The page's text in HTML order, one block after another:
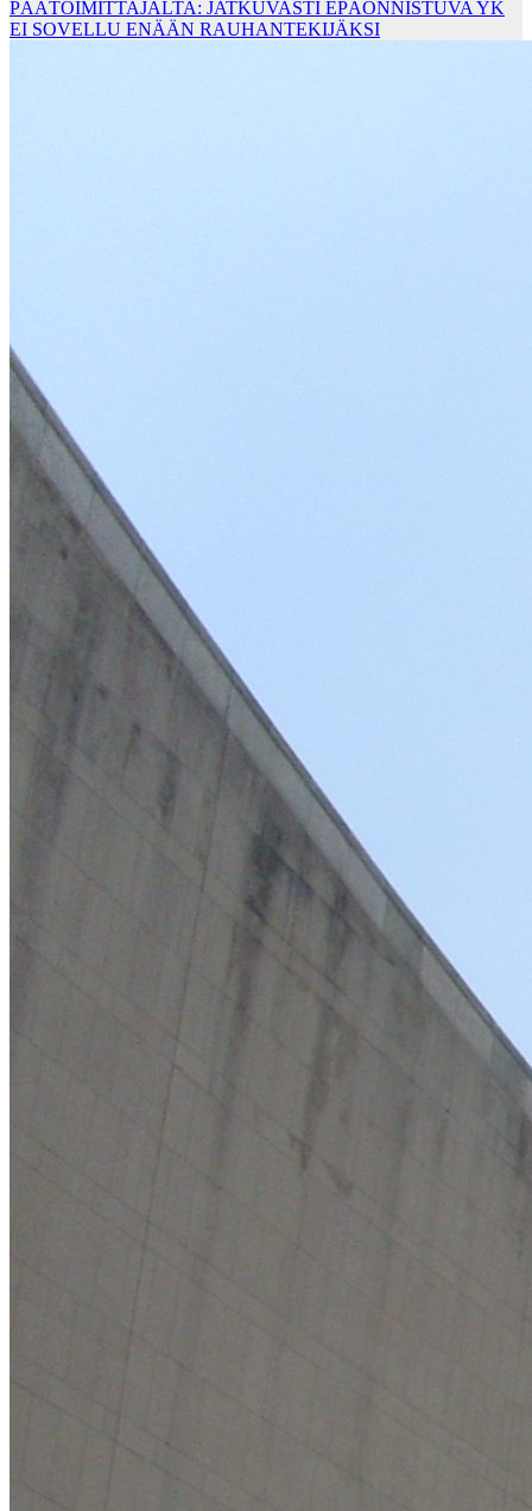
PÄÄTOIMITTAJALTA: JATKUVASTI EPÄONNISTUVA YK
EI SOVELLU ENÄÄN RAUHANTEKIJÄKSI